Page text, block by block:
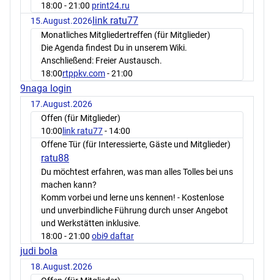
18:00 - 21:00 print24.ru
15.August.2026 link ratu77
Monatliches Mitgliedertreffen (für Mitglieder)
Die Agenda findest Du in unserem Wiki.
Anschließend: Freier Austausch.
18:00rtppkv.com- 21:00
9naga login
17.August.2026
Offen (für Mitglieder)
10:00 link ratu77- 14:00
Offene Tür (für Interessierte, Gäste und Mitglieder)
ratu88
Du möchtest erfahren, was man alles Tolles bei uns
machen kann?
Komm vorbei und lerne uns kennen! - Kostenlose
und unverbindliche Führung durch unser Angebot
und Werkstätten inklusive.
18:00 - 21:00 obi9 daftar
judi bola
18.August.2026